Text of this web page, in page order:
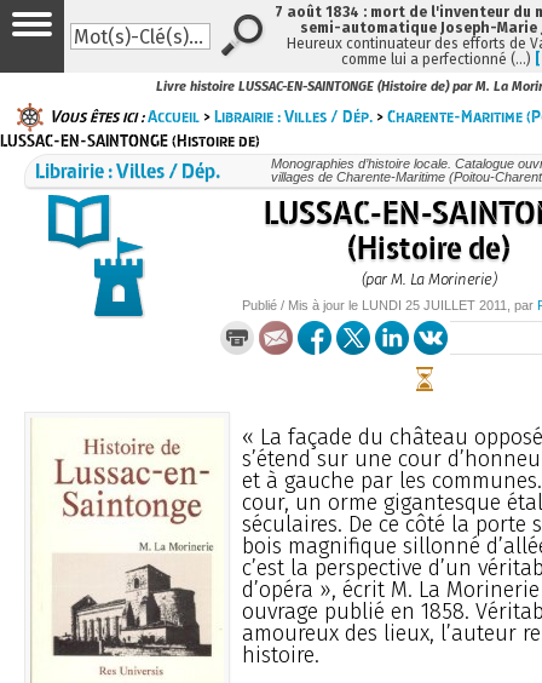
Livre histoire LUSSAC-EN-SAINTONGE (Histoire de) par M. La
Vous êtes ici :Accueil >Librairie : Villes / Dép. >Charente-Maritime
LUSSAC-EN-SAINTONGE (Histoire de)
Librairie : Villes / Dép.
Monographies d’histoire locale. Catalogue
villages de Charente-Maritime (Poitou-
LUSSAC-EN-
(Histoire de)
(par M. La Morinerie)
Publié / Mis à jour le LUNDI 25 JUILLET 2011 , par
« La façade du château
s’étend sur une cour
et à gauche par les
cour, un orme gigantesque
séculaires. De ce côté la porte
bois magnifique sillonné
c’est la perspective d’un
d’opéra », écrit M. La
ouvrage publié en 1858.
amoureux des lieux, l’auteur
histoire.
7 août 1834 : mort de l'inventeur du
semi-automatique Joseph-Marie
Heureux continuateur des efforts de
comme lui a perfectionné (…)